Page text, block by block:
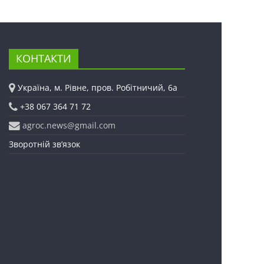
КОНТАКТИ
Україна, м. Рівне, пров. Робітничий, 6а
+38 067 364 71 72
agroc.news@gmail.com
Зворотній зв’язок